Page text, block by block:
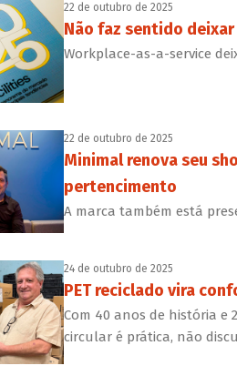
22 de outubro de 2025
Não faz sentido
Workplace-as-a-service
22 de outubro de 2025
Minimal renova seu
pertencimento
A marca também está
24 de outubro de 2025
PET reciclado vira
Com 40 anos de história e
circular é prática, não